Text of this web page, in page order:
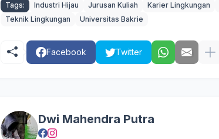
Tags: Industri Hijau Jurusan Kuliah Karier Lingkungan
Teknik Lingkungan
Universitas Bakrie
Facebook Twitter
Dwi Mahendra Putra